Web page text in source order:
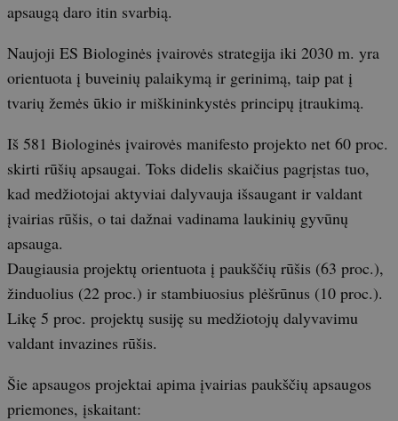
apsaugą daro itin svarbią.
Naujoji ES Biologinės įvairovės strategija iki 2030 m. yra
orientuota į buveinių palaikymą ir gerinimą, taip pat į
tvarių žemės ūkio ir miškininkystės principų įtraukimą.
Iš 581 Biologinės įvairovės manifesto projekto net 60 proc.
skirti rūšių apsaugai. Toks didelis skaičius pagrįstas tuo,
kad medžiotojai aktyviai dalyvauja išsaugant ir valdant
įvairias rūšis, o tai dažnai vadinama laukinių gyvūnų
apsauga.
Daugiausia projektų orientuota į paukščių rūšis (63 proc.),
žinduolius (22 proc.) ir stambiuosius plėšrūnus (10 proc.).
Likę 5 proc. projektų susiję su medžiotojų dalyvavimu
valdant invazines rūšis.
Šie apsaugos projektai apima įvairias paukščių apsaugos
priemones, įskaitant: